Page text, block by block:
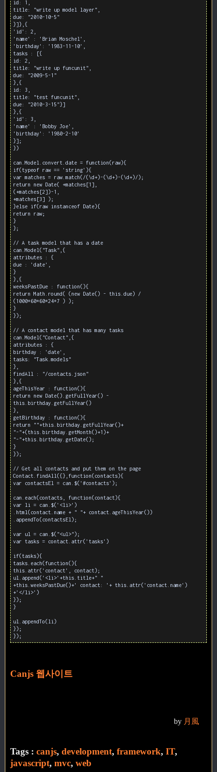
id: 1,
title: "write up model layer",
due: "2010-10-5"
}]},{
'id': 2,
'name' : 'Brian Moschel',
'birthday': '1983-11-10',
tasks : [{
id: 2,
title: "write up funcunit",
due: "2009-5-1"
},{
id: 3,
title: "test funcunit",
due: "2010-3-15"}]
},{
'id': 3,
'name' : 'Bobby Joe',
'birthday': '1980-2-10'
}];
})
can.Model.convert.date = function(raw){
if(typeof raw == 'string'){
var matches = raw.match(/(\d+)-(\d+)-(\d+)/);
return new Date( +matches[1],
(+matches[2])-1,
+matches[3] );
}else if(raw instanceof Date){
return raw;
}
};
// A task model that has a date
can.Model("Task",{
attributes : {
due : 'date',
}
},{
weeksPastDue : function(){
return Math.round( (new Date() - this.due) /
(1000*60*60*24*7 ) );
}
});
// A contact model that has many tasks
can.Model("Contact",{
attributes : {
birthday : 'date',
tasks: "Task.models"
},
findAll : "/contacts.json"
},{
ageThisYear : function(){
return new Date().getFullYear() -
this.birthday.getFullYear()
},
getBirthday : function(){
return ""+this.birthday.getFullYear()+
"-"+(this.birthday.getMonth()+1)+
"-"+this.birthday.getDate();
}
});
// Get all contacts and put them on the page
Contact.findAll({},function(contacts){
var contactsEl = can.$('#contacts');
can.each(contacts, function(contact){
var li = can.$('<li>')
.html(contact.name + " "+ contact.ageThisYear())
.appendTo(contactsEl);
var ul = can.$("<ul>");
var tasks = contact.attr('tasks')
if(tasks){
tasks.each(function(){
this.attr('contact', contact);
ul.append('<li>'+this.title+" "
+this.weeksPastDue()+' contact: '+ this.attr('contact.name')
+'</li>')
});
}
ul.appendTo(li)
});
});
Canjs 웹사이트
by 月風
Tags : canjs, development, framework, IT,
javascript, mvc, web